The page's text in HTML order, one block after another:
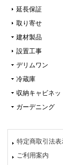
延長保証
取り寄せ
建材製品
設置工事
デリムワン
冷蔵庫
収納キャビネッ
ガーデニング
特定商取引法表
ご利用案内